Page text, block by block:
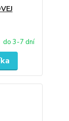
do 3-7 dní